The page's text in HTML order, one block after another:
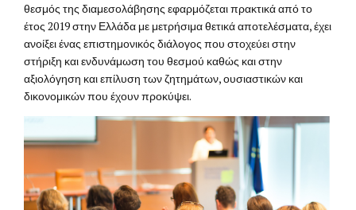
θεσμός της διαμεσολάβησης εφαρμόζεται πρακτικά από το
έτος 2019 στην Ελλάδα με μετρήσιμα θετικά αποτελέσματα, έχει
ανοίξει ένας επιστημονικός διάλογος που στοχεύει στην
στήριξη και ενδυνάμωση του θεσμού καθώς και στην
αξιολόγηση και επίλυση των ζητημάτων, ουσιαστικών και
δικονομικών που έχουν προκύψει.